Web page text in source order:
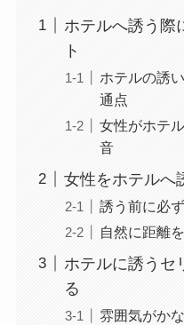
ホテルへ誘う際
ト
ホテルの誘
通点
女性がホテ
音
女性をホテルへ
誘う前に必
自然に距離
ホテルに誘うセ
る
雰囲気がか